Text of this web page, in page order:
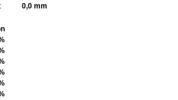
0,0 mm